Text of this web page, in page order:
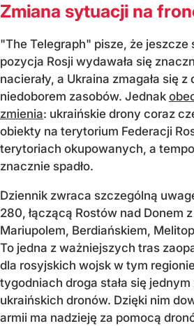
Zmiana sytuacji na
"The Telegraph" pisze, że jeszcze
pozycja Rosji wydawała się
nacierały, a Ukraina zmagała się
niedoborem zasobów. Jednak
zmienia: ukraińskie drony coraz
obiekty na terytorium Federacji
terytoriach okupowanych, a
znacznie spadło.
Dziennik zwraca szczególną
280, łączącą Rostów nad Donem
Mariupolem, Berdiańskiem,
To jedna z ważniejszych tras
dla rosyjskich wojsk w tym
tygodniach droga stała się
ukraińskich dronów. Dzięki nim
armii ma nadzieję za pomocą